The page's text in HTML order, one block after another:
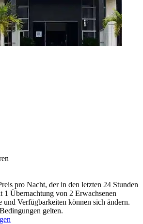
pro Nacht, der in den letzten 24 Stunden
1 Übernachtung von 2 Erwachsenen
und Verfügbarkeiten können sich ändern.
gelten.